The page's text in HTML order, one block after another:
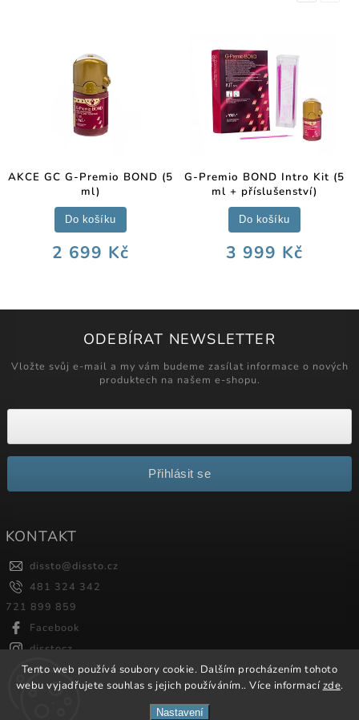
Tento web používá soubory cookie. Dalším procházením tohoto
webu vyjadřujete souhlas s jejich používáním.. Více informacízde.
Nastavení
AKCE GC G-Premio BOND (5
ml)
2 699 Kč
Do košíku
G-Premio BOND Intro Kit (5
ml + příslušenství)
3 999 Kč
Do košíku
ODEBÍRAT NEWSLETTER
Vložte svůj e-mail a my vám budeme zasílat informace o nových
produktech na našem e-shopu.
Přihlásit se
KONTAKT
dissto@dissto.cz
481 324 342
721 899 859
Facebook
disstocz